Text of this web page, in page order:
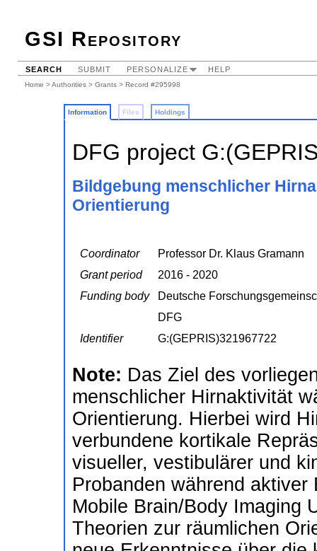
GSI Repository
SEARCH SUBMIT PERSONALIZE HELP
Home >Authorities > Grants > Record #295998
Information Files Holdings
DFG project
Bildgebung menschlicher
Orientierung
Coordinator
Professor Dr. Klaus Gramann
Grant period
2016 - 2020
Funding body
Deutsche
DFG
Identifier
G:(GEPRIS)321967722
Note: Das Ziel des
menschlicher Hirnaktivität
Orientierung. Hierbei wird
verbundene kortikale
visueller, vestibulärer und
Probanden während
Mobile Brain/Body Imaging
Theorien zur räumlichen